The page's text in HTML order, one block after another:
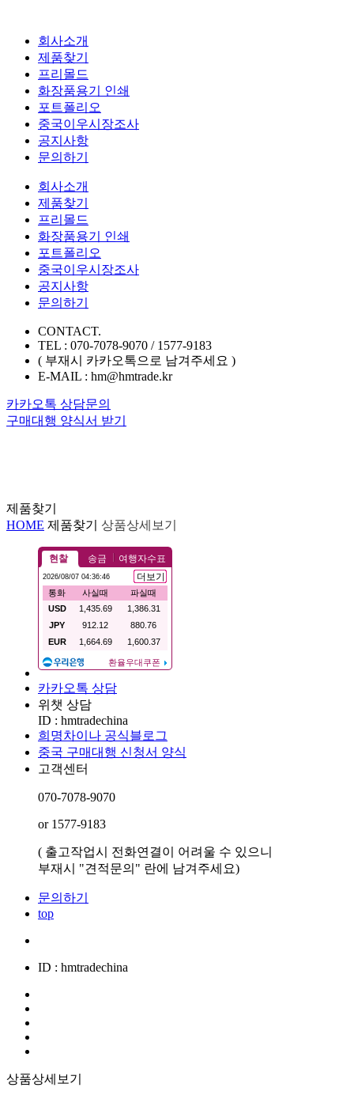
회사소개
제품찾기
프리몰드
화장품용기 인쇄
포트폴리오
중국이우시장조사
공지사항
문의하기
회사소개
제품찾기
프리몰드
화장품용기 인쇄
포트폴리오
중국이우시장조사
공지사항
문의하기
CONTACT.
TEL : 070-7078-9070 / 1577-9183
( 부재시 카카오톡으로 남겨주세요 )
E-MAIL : hm@hmtrade.kr
카카오톡 상담문의
구매대행 양식서 받기
제품찾기
HOME 제품찾기 상품상세보기
카카오톡 상담
위챗 상담
ID : hmtradechina
희명차이나 공식블로그
중국 구매대행 신청서 양식
고객센터
070-7078-9070
or 1577-9183
( 출고작업시 전화연결이 어려울 수 있으니
부재시 "견적문의" 란에 남겨주세요)
문의하기
top
ID : hmtradechina
상품상세보기